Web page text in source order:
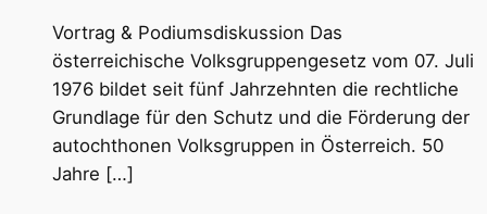
Vortrag & Podiumsdiskussion Das
österreichische Volksgruppengesetz vom 07. Juli
1976 bildet seit fünf Jahrzehnten die rechtliche
Grundlage für den Schutz und die Förderung der
autochthonen Volksgruppen in Österreich. 50
Jahre […]